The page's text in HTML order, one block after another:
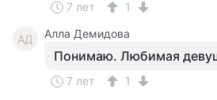
7 лет 1
АД Алла Демидова
Понимаю. Любимая
7 лет 1